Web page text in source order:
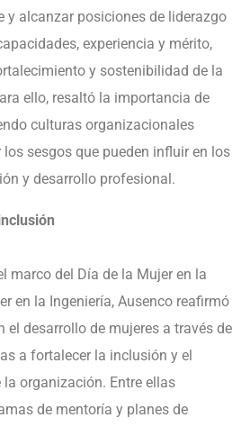
y alcanzar posiciones de liderazgo
experiencia y mérito,
y sostenibilidad de la
ello, resaltó la importancia de
culturas organizacionales
sesgos que pueden influir en los
y desarrollo profesional.
marco del Día de la Mujer en la
en la Ingeniería, Ausenco reafirmó
el desarrollo de mujeres a través de
a fortalecer la inclusión y el
la organización. Entre ellas
de mentoría y planes de